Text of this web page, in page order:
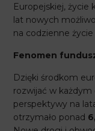
Europejskiej, życie
lat nowych
na codzienne
Fenomen
Dzięki środkom
rozwijać w każdym
perspektywy na
otrzymało ponad